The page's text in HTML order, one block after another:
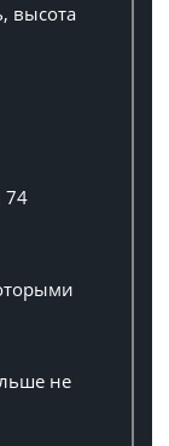
высота
74
не